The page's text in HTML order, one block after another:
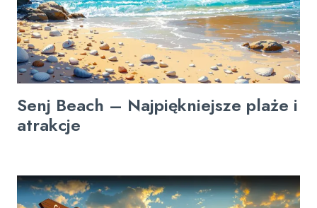
Senj Beach – Najpiękniejsze plaże i
atrakcje